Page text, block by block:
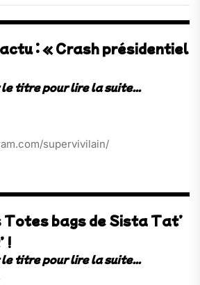
: « Crash présidentiel
supervivilain/
Totes bags de Sista Tat’
!